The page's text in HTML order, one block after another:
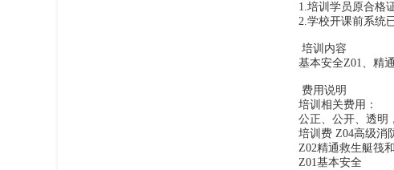
1.培训学员原合格
2.学校开课前系统
培训内容
基本安全Z01、精
费用说明
培训相关费用：
公正、公开、透明
培训费 Z04高级消
Z02精通救生艇筏
Z01基本安全